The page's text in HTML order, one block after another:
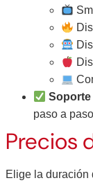
paso a
Precios
Elige la duración